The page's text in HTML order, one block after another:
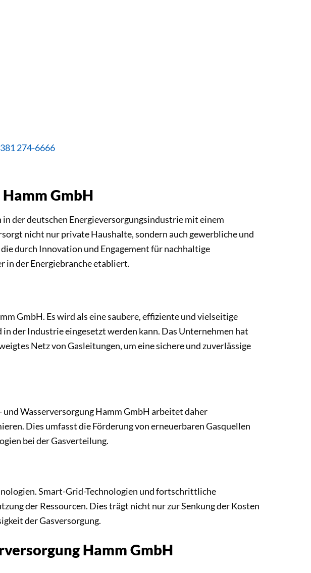
274-6666
GmbH
der deutschen Energieversorgungsindustrie mit einem
nicht nur private Haushalte, sondern auch gewerbliche und
durch Innovation und Engagement für nachhaltige
in der Energiebranche etabliert.
GmbH. Es wird als eine saubere, effiziente und vielseitige
der Industrie eingesetzt werden kann. Das Unternehmen hat
Netz von Gasleitungen, um eine sichere und zuverlässige
Wasserversorgung Hamm GmbH arbeitet daher
Dies umfasst die Förderung von erneuerbaren Gasquellen
bei der Gasverteilung.
Smart-Grid-Technologien und fortschrittliche
der Ressourcen. Dies trägt nicht nur zur Senkung der Kosten
der Gasversorgung.
Hamm GmbH